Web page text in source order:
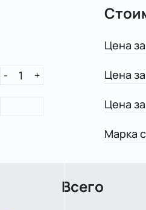
- 1 +
Цена
Цена
Цена
Марка
Всего